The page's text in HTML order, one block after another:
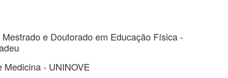
e Doutorado em Educação Física -
Medicina - UNINOVE